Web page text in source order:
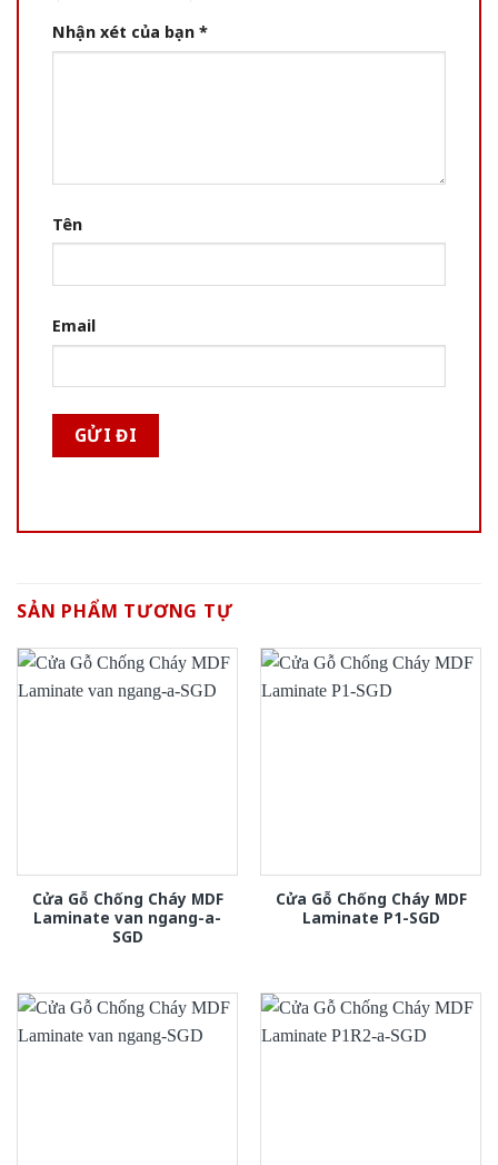
Nhận xét của bạn *
Tên
Email
SẢN PHẨM TƯƠNG TỰ
Cửa Gỗ Chống Cháy MDF
Laminate van ngang-a-
SGD
Cửa Gỗ Chống Cháy MDF
Laminate P1-SGD